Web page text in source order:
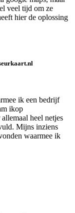
veel tijd om ze
hier de oplossing
ik een bedrijf
ikop
heel netjes
Mijns inziens
waarmee ik